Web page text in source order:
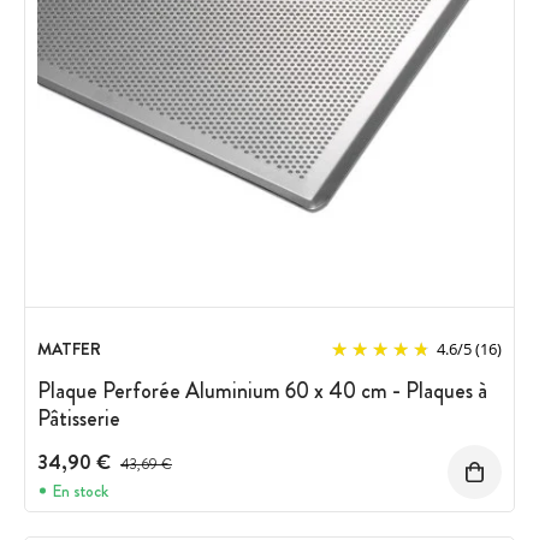
MATFER 4.6/5(16)
Plaque Perforée Aluminium 60 x 40 cm - Plaques à
Pâtisserie
34,90 € Prix avant réduction :
43,69 €
En stock